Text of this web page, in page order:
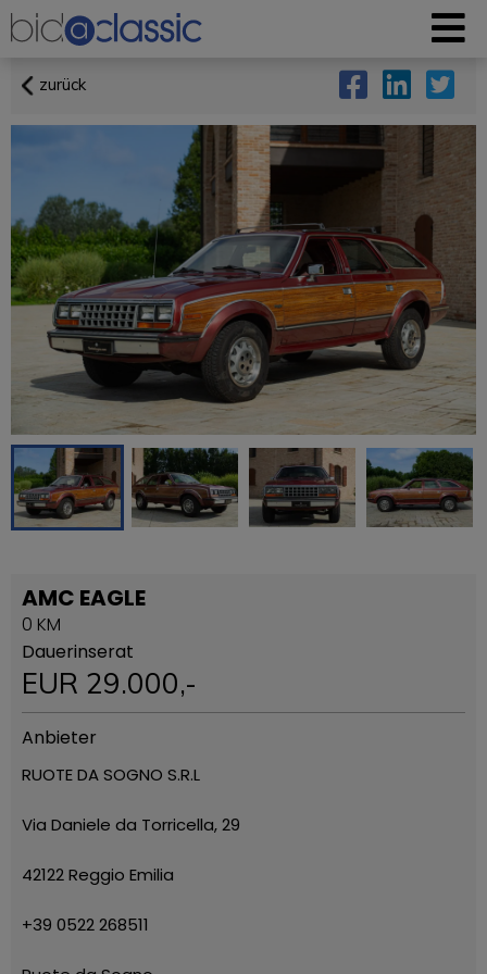
zurück
AMC EAGLE
0 KM
Dauerinserat
EUR 29.000,-
Anbieter
RUOTE DA SOGNO S.R.L
Via Daniele da Torricella, 29
42122 Reggio Emilia
+39 0522 268511